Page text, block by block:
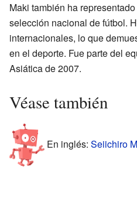
Maki también ha
selección nacional de fútbol.
internacionales, lo que
en el deporte. Fue parte del
Asiática de 2007.
Véase también
En inglés: Seiichiro